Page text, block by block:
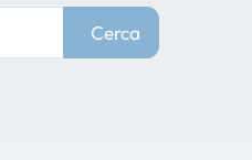
Cerca